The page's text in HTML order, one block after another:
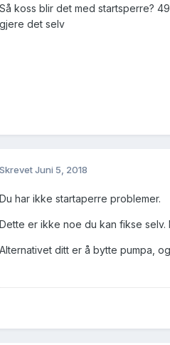
Så koss blir det med startsperre?
gjere det selv
SkrevetJuni 5, 2018
Du har ikke startaperre problemer.
Dette er ikke noe du kan fikse
Alternativet ditt er å bytte pumpa,